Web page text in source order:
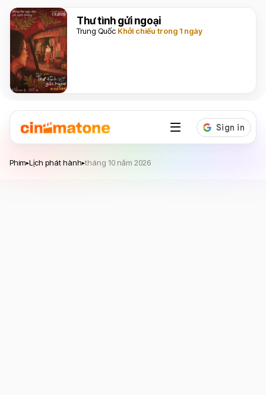
Thư tình gửi ngoại
Trung Quốc Khởi chiếu trong 1 ngày
Phim▸Lịch phát hành▸tháng 10 năm 2026